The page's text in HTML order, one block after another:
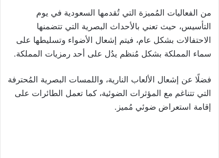
من الفعاليات المُميزة التي تُقدمها السعودية في يوم
التأسيس، حيث تعني بالأحداث البصرية التي تتضمنها
الاحتفالات بشكل عام، فيتم إشعال الأضواء وتسليطها على
سماء المملكة بشكل مُنظم يدُل على أحد رمزيات المملكة.
فضلًا عن إشعال الألعاب النارية، واللمسات البصرية المُحترفة
التي تتناغم مع المؤثرات الضوئية، كما تعمل الطائرات على
إقامة استعراض ضوئي مُميز.